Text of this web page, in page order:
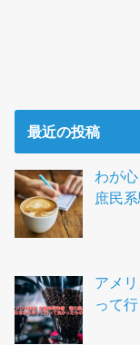
最近の投稿
わが
庶民
アメ
って